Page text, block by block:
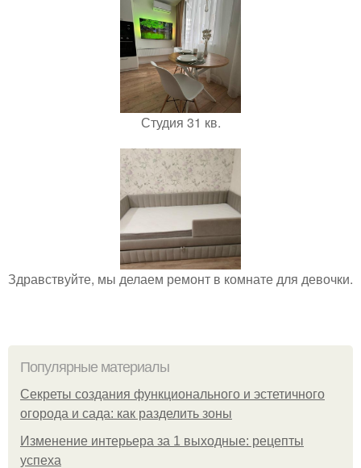
Студия 31 кв.
Здравствуйте, мы делаем ремонт в комнате для девочки.
Популярные материалы
Секреты создания функционального и эстетичного
огорода и сада: как разделить зоны
Изменение интерьера за 1 выходные: рецепты
успеха